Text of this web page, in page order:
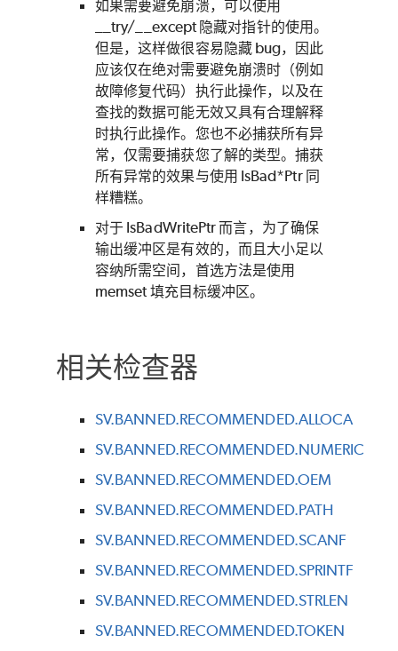
如果需要避免崩溃，可以使用
__try/__except 隐藏对指针的使用。
但是，这样做很容易隐藏 bug，因此
应该仅在绝对需要避免崩溃时（例如
故障修复代码）执行此操作，以及在
查找的数据可能无效又具有合理解释
时执行此操作。您也不必捕获所有异
常，仅需要捕获您了解的类型。捕获
所有异常的效果与使用 IsBad*Ptr 同
样糟糕。
对于 IsBadWritePtr 而言，为了确保
输出缓冲区是有效的，而且大小足以
容纳所需空间，首选方法是使用
memset 填充目标缓冲区。
相关检查器
SV.BANNED.RECOMMENDED.ALLOCA
SV.BANNED.RECOMMENDED.NUMERIC
SV.BANNED.RECOMMENDED.OEM
SV.BANNED.RECOMMENDED.PATH
SV.BANNED.RECOMMENDED.SCANF
SV.BANNED.RECOMMENDED.SPRINTF
SV.BANNED.RECOMMENDED.STRLEN
SV.BANNED.RECOMMENDED.TOKEN